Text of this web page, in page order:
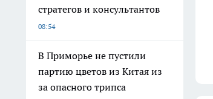
стратегов и консультантов
08:54
В Приморье не пустили
партию цветов из Китая из
за опасного трипса